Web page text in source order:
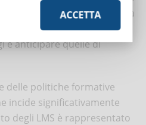
LMS rappresenta una
per rispondere alle
e anticipare quelle di
delle politiche formative
incide significativamente
degli LMS è rappresentato
ACCETTA